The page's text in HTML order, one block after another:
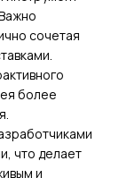
сочетая
более
что делает
и